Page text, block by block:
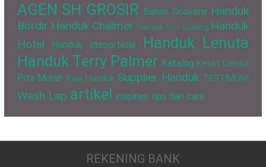
AGEN SH GROSIR Bahan Souvenir Handuk
Bordir Handuk Chalmer Handuk Cuci Gudang Handuk
Hotel
Handuk Immortelle
Handuk Lenuta
Handuk Terry Palmer Katalog Keset Cendol
Pita Murah Raja Handuk Supplier Handuk TESTIMONI
Wash Lap artikel inspirasi tips dan cara
REKENING BANK